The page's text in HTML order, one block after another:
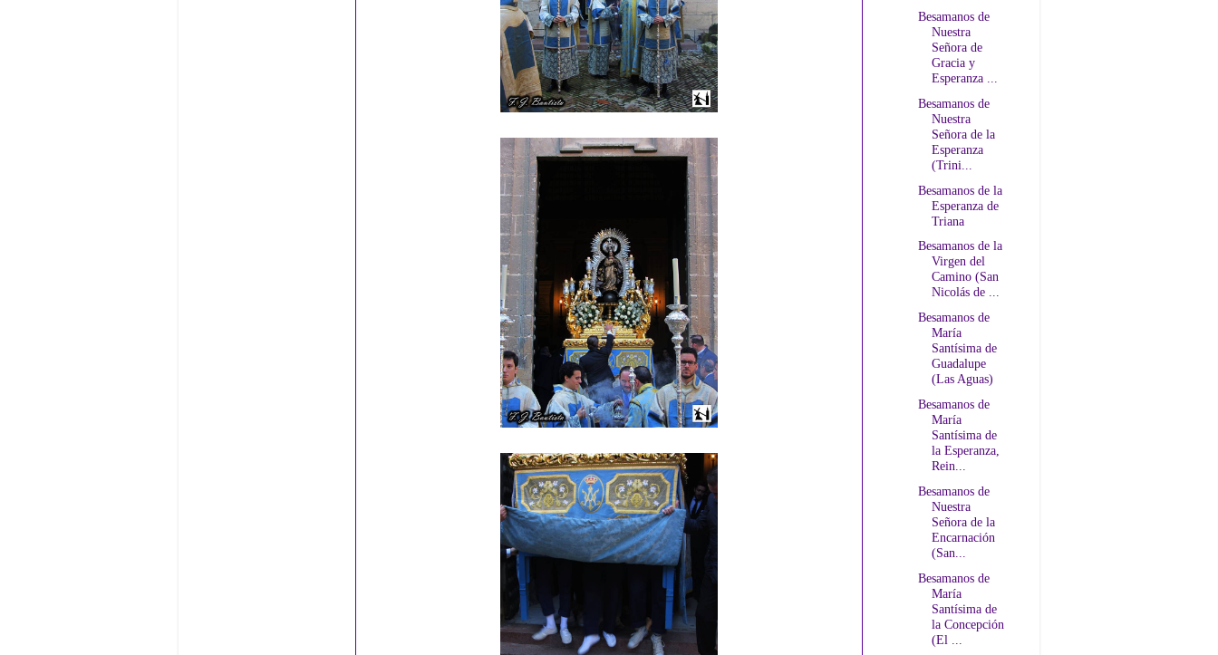
Besamanos de
Nuestra
Señora de
Gracia y
Esperanza ...
Besamanos de
Nuestra
Señora de la
Esperanza
(Trini...
Besamanos de la
Esperanza de
Triana
Besamanos de la
Virgen del
Camino (San
Nicolás de ...
Besamanos de
María
Santísima de
Guadalupe
(Las Aguas)
Besamanos de
María
Santísima de
la Esperanza,
Rein...
Besamanos de
Nuestra
Señora de la
Encarnación
(San...
Besamanos de
María
Santísima de
la Concepción
(El ...